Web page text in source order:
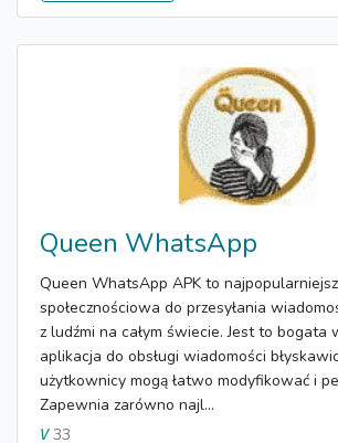
Queen WhatsApp
Queen WhatsApp APK to
społecznościowa do przesyłania
z ludźmi na całym świecie. Jest to bogata
aplikacja do obsługi wiadomości
użytkownicy mogą łatwo modyfikować i
Zapewnia zarówno najl...
V33